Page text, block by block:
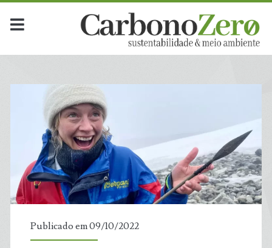
Publicado em 09/10/2022